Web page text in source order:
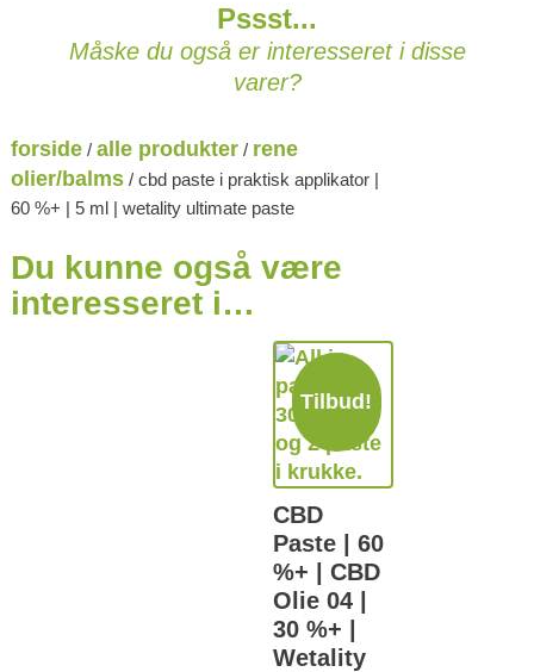
Pssst...
Måske du også er interesseret i disse
varer?
forside/ alle produkter/ rene
olier/balms/ cbd paste i praktisk applikator |
60 %+ | 5 ml | wetality ultimate paste
Du kunne også være
interesseret i…
Tilbud!
CBD
Paste | 60
%+ | CBD
Olie 04 |
30 %+ |
Wetality